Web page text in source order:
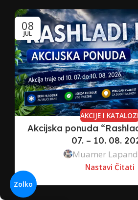
08
JUL
AKCIJE I KATALOZI
Akcijska ponuda
07. – 10. 08.
Muamer
Nastavi Čitati
Zolko